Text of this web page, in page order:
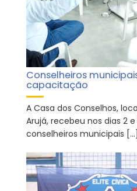
Conselheiros
capacitação
A Casa dos Conselhos,
Arujá, recebeu nos dias 2
conselheiros municipais […]